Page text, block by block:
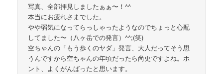
写真、全部拝見しましたぁぁ〜！^^
本当にお疲れさまでした。
やや弱気になってらっしゃったようなのでちょっと心配
してました〜（八ヶ岳での発言）^^;(笑)
空ちゃんの「もう歩くのヤダ」発言、大人だってそう思
うんですから空ちゃんの年頃だったら尚更ですよね。ホ
ント、よくがんばったと思います。